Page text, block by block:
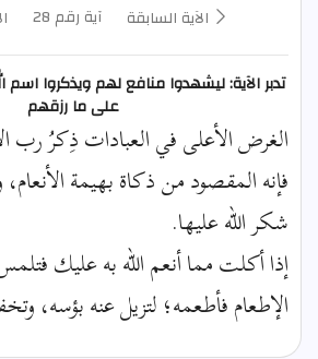
الآية السابقة آية رقم 28
تدبر الآية: ليشهدوا منافع لهم ويذكروا
على ما رزقهم
الغرض الأعلى في العبادات ذِكرُ رب
فإنه المقصود من ذكاة بهيمة
شكر الله عليها.
إذا أكلت مما أنعم الله به عليك
الإطعام فأطعمه؛ لتزيل عنه بؤسه،